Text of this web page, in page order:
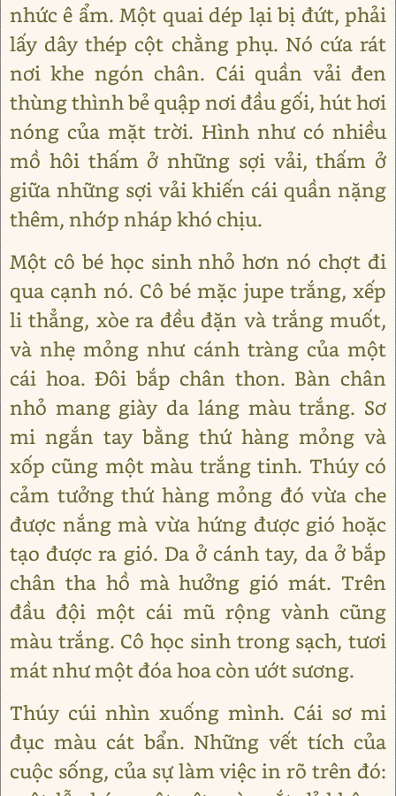
nhức ê ẩm. Một quai dép lại bị đứt, phải
lấy dây thép cột chằng phụ. Nó cứa rát
nơi khe ngón chân. Cái quần vải đen
thùng thình bẻ quập nơi đầu gối, hút hơi
nóng của mặt trời. Hình như có nhiều
mồ hôi thấm ở những sợi vải, thấm ở
giữa những sợi vải khiến cái quần nặng
thêm, nhớp nháp khó chịu.
Một cô bé học sinh nhỏ hơn nó chợt đi
qua cạnh nó. Cô bé mặc jupe trắng, xếp
li thẳng, xòe ra đều đặn và trắng muốt,
và nhẹ mỏng như cánh tràng của một
cái hoa. Đôi bắp chân thon. Bàn chân
nhỏ mang giày da láng màu trắng. Sơ
mi ngắn tay bằng thứ hàng mỏng và
xốp cũng một màu trắng tinh. Thúy có
cảm tưởng thứ hàng mỏng đó vừa che
được nắng mà vừa hứng được gió hoặc
tạo được ra gió. Da ở cánh tay, da ở bắp
chân tha hồ mà hưởng gió mát. Trên
đầu đội một cái mũ rộng vành cũng
màu trắng. Cô học sinh trong sạch, tươi
mát như một đóa hoa còn ướt sương.
Thúy cúi nhìn xuống mình. Cái sơ mi
đục màu cát bẩn. Những vết tích của
cuộc sống, của sự làm việc in rõ trên đó: